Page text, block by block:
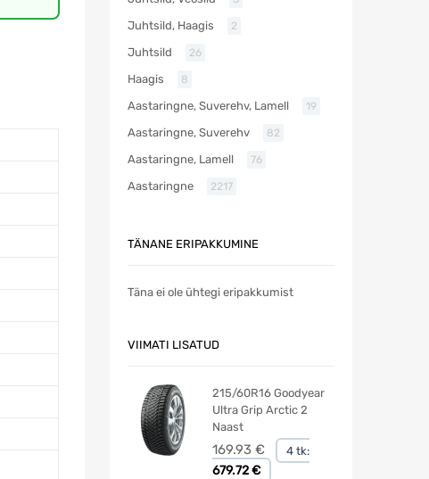
Juhtsild, Haagis 2
Juhtsild 26
Haagis 8
Aastaringne, Suverehv, Lamell 19
Aastaringne, Suverehv 82
Aastaringne, Lamell 76
Aastaringne 2217
TÄNANE ERIPAKKUMINE
Täna ei ole ühtegi eripakkumist
VIIMATI LISATUD
215/60R16 Goodyear
Ultra Grip Arctic 2
Naast
169.93 € 4 tk:
679.72 €